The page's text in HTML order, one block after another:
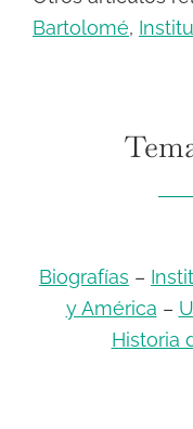
Bartolomé,
Biografías –
y América –
Historia